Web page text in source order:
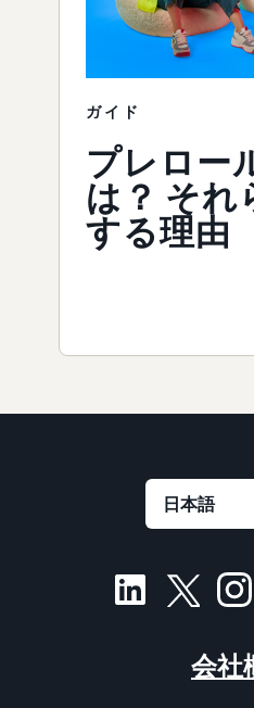
ガイド
プレロー
は？ それ
する理由
会社